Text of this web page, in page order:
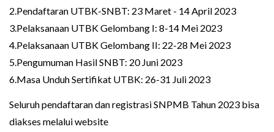
2.Pendaftaran UTBK-SNBT: 23 Maret - 14 April 2023
3.Pelaksanaan UTBK Gelombang I: 8-14 Mei 2023
4.Pelaksanaan UTBK Gelombang II: 22-28 Mei 2023
5.Pengumuman Hasil SNBT: 20 Juni 2023
6.Masa Unduh Sertifikat UTBK: 26-31 Juli 2023
Seluruh pendaftaran dan registrasi SNPMB Tahun 2023 bisa
diakses melalui website